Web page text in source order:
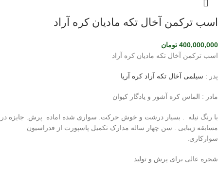
اسب ترکمن آخال تکه مادیان کره آراد
400,000,000 تومان
اسب ترکمن آخال تکه مادیان کره آراد
پدر : سیلمی آخال تکه آراد کره آریا
مادر : الماس کره آشور و یادگار کیوان
با رنگ نیله . بسیار درشت و خوش حرکت. سواری شده اماده پرش. جایزه در
مسابقه زیبایی . سن چهار ساله مدارک تکمیل پاسپورت از فدراسیون
سوارکاری.
شجره عالی برای پرش و تولید